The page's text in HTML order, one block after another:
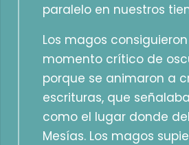
paralelo en nuestros
Los magos
momento crítico de
porque se animaron a
escrituras, que
como el lugar donde
Mesías. Los magos